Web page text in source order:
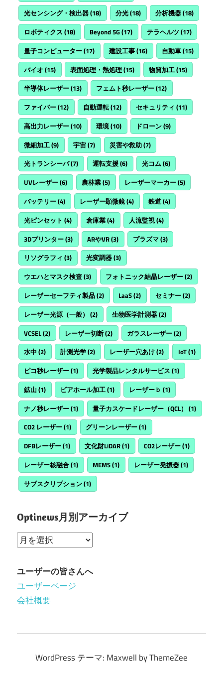
光センシング・検出器(18) 分光(18) 分析機器(18)
ロボティクス (18) Beyond 5G(17) テラヘルツ (17)
量子コンピューター(17) 建設工事(16) 自動車(15)
バイオ (15) 表面処理・熱処理(15) 物質加工(15)
半導体レーザー(13) フェムト秒レーザー(12)
ファイバー(12) 自動運転(12) セキュリティ (11)
高出力レーザー(10) 環境(10) ドローン(9)
微細加工(9) 宇宙(7) 災害や救助(7)
光トランシーバ(7) 運転支援(6) 光コム(6)
UVレーザー(6) 農林業(5) レーザーマーカー(5)
バッテリー(4) レーザー顕微鏡(4) 鉄道(4)
光ピンセット (4) 倉庫業(4) 人流監視(4)
3Dプリンター(3) ARやVR(3) プラズマ(3)
リソグラフィ (3) 光変調器(3)
ウエハとマスク検査(3) フォトニック結晶レーザー(2)
レーザーセーフティ製品(2) LaaS(2) セミナー(2)
レーザー光源（一般） (2) 生物医学計測器(2)
VCSEL(2) レーザー切断(2) ガラスレーザー(2)
水中 (2) 計測光学(2) レーザー穴あけ(2) IoT(1)
ピコ秒レーザー(1) 光学製品レンタルサービス (1)
鉱山 (1) ビアホール加工(1) レーザーｂ (1)
ナノ秒レーザー(1) 量子カスケードレーザー（QCL） (1)
CO2 レーザー(1) グリーンレーザー(1)
DFBレーザー(1) 文化財LiDAR(1) CO2レーザー(1)
レーザー核融合(1) MEMS(1) レーザー発振器(1)
サブスクリプション(1)
Optinews月別アーカイブ
Optinews
別
ア
ー
ユーザーの皆さんへ
ユーザーページ
会社概要
WordPress テーマ: Maxwell by ThemeZee